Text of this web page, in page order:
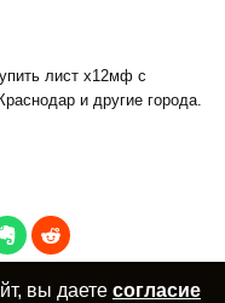
лист х12мф с
и другие города.
вы даете согласие